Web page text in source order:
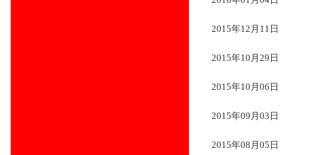
2015年12月11日
2015年10月29日
2015年10月06日
2015年09月03日
2015年08月05日